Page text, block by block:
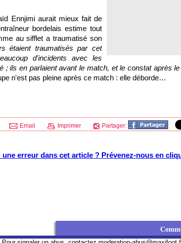
Ennjimi aurait mieux fait de
bordelais estime tout
au sifflet a traumatisé son
étaient traumatisés par cet
d'incidents avec les
; ils en parlaient avant le match, et le constat après
n'est pas pleine après ce match : elle déborde…
Email Imprimer Partager:
une erreur dans cet article ? Prévenez-nous en